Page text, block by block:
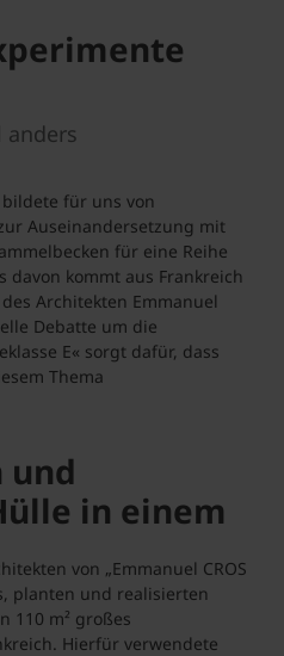
anders
für uns von
Auseinandersetzung mit
für eine Reihe
davon kommt aus Frankreich
Architekten Emmanuel
Debatte um die
E« sorgt dafür, dass
Thema
und
in einem
von „Emmanuel CROS
planten und realisierten
110 m² großes
Hierfür verwendete